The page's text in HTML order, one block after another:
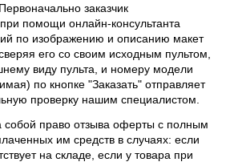
заказчик
помощи онлайн-консультанта
по изображению и описанию макет
его со своим исходным пультом,
виду пульта, и номеру модели
по кнопке "Заказать" отправляет
проверку нашим специалистом.
собой право отзыва оферты с полным
им средств в случаях: если
на складе, если у товара при